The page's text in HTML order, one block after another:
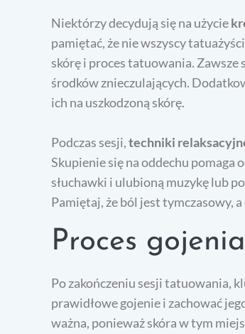
Niektórzy decydują się na użycie
pamiętać, że nie wszyscy
skórę i proces tatuowania.
środków znieczulających.
ich na uszkodzoną skórę.
Podczas sesji,techniki
Skupienie się na oddechu pomaga
słuchawki i ulubioną muzykę lub
Pamiętaj, że ból jest tymczasowy,
Proces
Po zakończeniu sesji tatuowania,
prawidłowe gojenie i zachować
ważna, ponieważ skóra w tym